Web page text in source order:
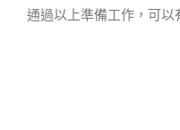
通過以上準備工作，可以